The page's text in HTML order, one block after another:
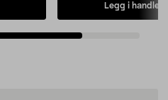
Legg i